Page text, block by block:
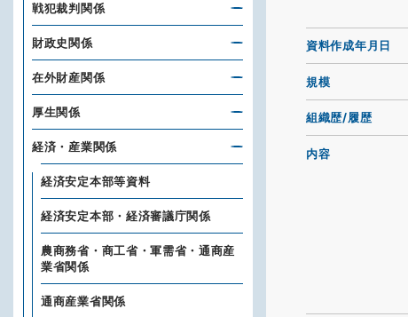
資料作成年月日
規模
組織歴/履歴
内容
戦犯裁判関係
財政史関係
在外財産関係
厚生関係
経済・産業関係
経済安定本部等資料
経済安定本部・経済審議庁関係
農商務省・商工省・軍需省・通商産
業省関係
通商産業省関係